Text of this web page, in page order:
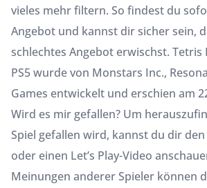
vieles mehr filtern. So findest du
Angebot und kannst dir sicher sein,
schlechtes Angebot erwischst. Tetris
PS5 wurde von Monstars Inc.,
Games entwickelt und erschien am
Wird es mir gefallen? Um
Spiel gefallen wird, kannst du dir
oder einen Let’s Play-Video
Meinungen anderer Spieler können